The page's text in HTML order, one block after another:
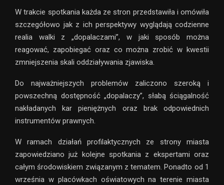
W trakcie spotkania każda ze stron przedstawiła i omówiła
szczegółowo jak z ich perspektywy wyglądają codzienne
realia walki z „dopalaczami”, w jaki sposób można
reagować, zapobiegać oraz co można zrobić w kwestii
zmniejszenia skali oddziaływania zjawiska.
Do najważniejszych problemów zaliczono szeroką i
powszechną dostępność „dopalaczy”, słabą ściągalność
nakładanych kar pieniężnych oraz brak odpowiednich
instrumentów prawnych.
W ramach działań profilaktycznych ze strony miasta
zapowiedziano już kolejne spotkania z ekspertami oraz
całym środowiskiem związanym z tematem. Ponadto od 1
września w placówkach oświatowych na terenie miasta